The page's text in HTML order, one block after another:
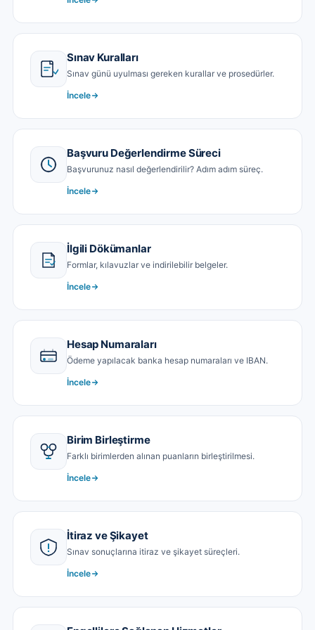
Sınav Kuralları
Sınav günü uyulması gereken kurallar ve prosedürler.
İncele
Başvuru Değerlendirme Süreci
Başvurunuz nasıl değerlendirilir? Adım adım süreç.
İncele
İlgili Dökümanlar
Formlar, kılavuzlar ve indirilebilir belgeler.
İncele
Hesap Numaraları
Ödeme yapılacak banka hesap numaraları ve IBAN.
İncele
Birim Birleştirme
Farklı birimlerden alınan puanların birleştirilmesi.
İncele
İtiraz ve Şikayet
Sınav sonuçlarına itiraz ve şikayet süreçleri.
İncele